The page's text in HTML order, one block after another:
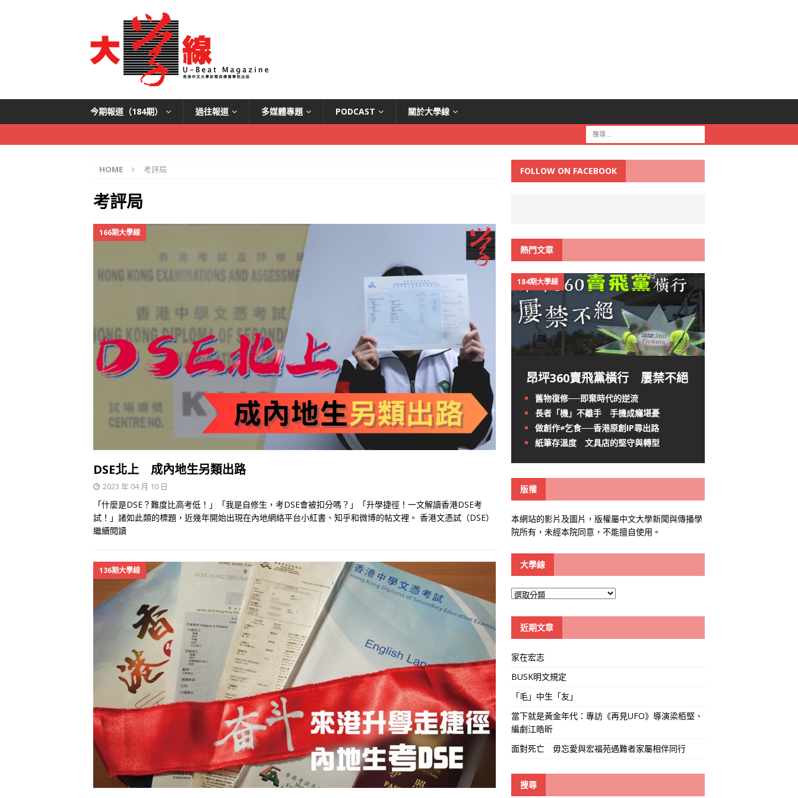
今期報道（184期） 過往報道 多媒體專題 PODCAST 關於大學線
HOME 考評局
考評局
166期大學線
DSE北上 成內地生另類出路
2023 年 04 月 10 日
「什麼是DSE？難度比高考低！」「我是自修生，考DSE會被扣分嗎？」「升學捷徑！一文解讀香港DSE考
試！」諸如此類的標題，近幾年開始出現在內地網絡平台小紅書、知乎和微博的帖文裡。 香港文憑試（DSE）
繼續閱讀
136期大學線
FOLLOW ON FACEBOOK
熱門文章
184期大學線
昂坪360賣飛黨橫行 屢禁不絕
舊物復修──即棄時代的逆流
長者「機」不離手 手機成癮堪憂
做創作≠乞食──香港原創IP尋出路
紙筆存溫度 文具店的堅守與轉型
版權
本網站的影片及圖片，版權屬中文大學新聞與傳播學
院所有，未經本院同意，不能擅自使用。
大學線
大
線
近期文章
家在宏志
BUSK明文規定
「毛」中生「友」
當下就是黃金年代：專訪《再見UFO》導演梁栢堅、
編劇江皓昕
面對死亡 毋忘愛與宏福苑遇難者家屬相伴同行
搜尋